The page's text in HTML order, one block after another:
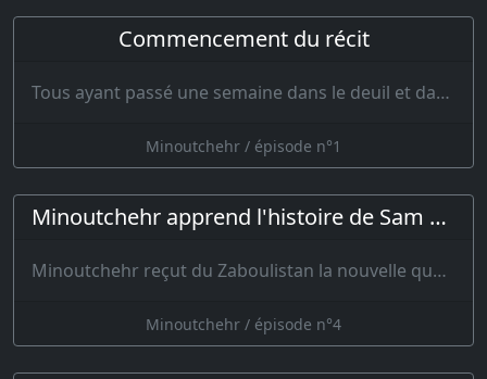
Commencement du récit
Tous ayant passé une semaine dans le deuil et dans les lamentations, le roi Minoutchehr parut le …
Minoutchehr / épisode n°1
Minoutchehr apprend l'histoire de Sam et de Zal-zer
Minoutchehr reçut du Zaboulistan la nouvelle que Sam était revenu d…
Minoutchehr / épisode n°4